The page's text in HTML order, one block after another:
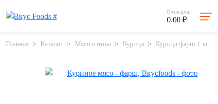
0 товаров
0.00 ₽
Главная Каталог Мясо птицы Курица Курица фарш 1 кг